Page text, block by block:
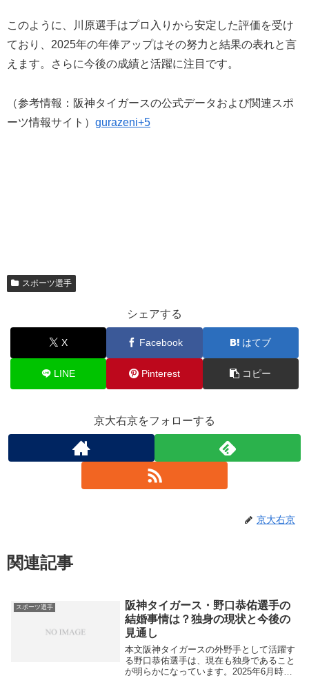
このように、川原選手はプロ入りから安定した評価を受け
ており、2025年の年俸アップはその努力と結果の表れと言
えます。さらに今後の成績と活躍に注目です。
（参考情報：阪神タイガースの公式データおよび関連スポ
ーツ情報サイト） gurazeni+5
スポーツ選手
シェアする
X Facebook はてブ
LINE Pinterest コピー
京大右京をフォローする
京大右京
関連記事
スポーツ選手
阪神タイガース・野口恭佑選手の
結婚事情は？独身の現状と今後の
見通し
本文阪神タイガースの外野手として活躍す
る野口恭佑選手は、現在も独身であること
が明らかになっています。2025年6月時点